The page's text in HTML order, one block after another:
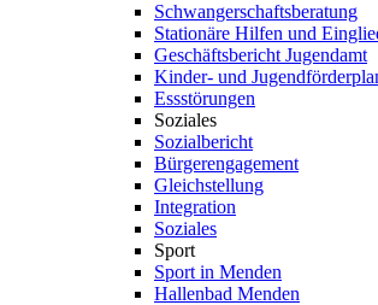
Schwangerschaftsberatung
Stationäre Hilfen und
Geschäftsbericht Jugendamt
Kinder- und
Essstörungen
Soziales
Sozialbericht
Bürgerengagement
Gleichstellung
Integration
Soziales
Sport
Sport in Menden
Hallenbad Menden